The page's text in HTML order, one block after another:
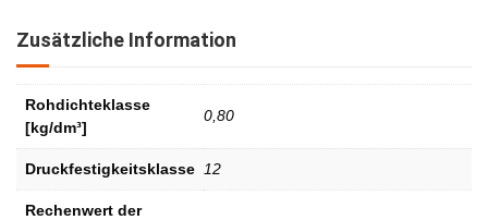
Zusätzliche Information
Rohdichteklasse
[kg/dm³]
0,80
Druckfestigkeitsklasse 12
Rechenwert der